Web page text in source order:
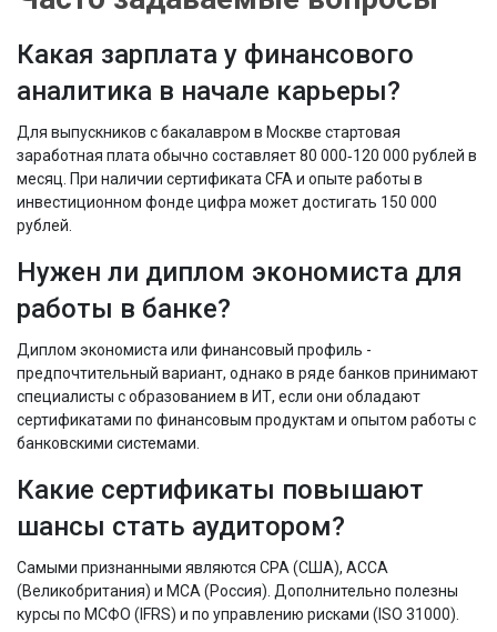
Какая зарплата у финансового
аналитика в начале карьеры?
Для выпускников с бакалавром в Москве стартовая
заработная плата обычно составляет 80 000‑120 000 рублей в
месяц. При наличии сертификата CFA и опыте работы в
инвестиционном фонде цифра может достигать 150 000
рублей.
Нужен ли диплом экономиста для
работы в банке?
Диплом экономиста или финансовый профиль -
предпочтительный вариант, однако в ряде банков принимают
специалисты с образованием в ИТ, если они обладают
сертификатами по финансовым продуктам и опытом работы с
банковскими системами.
Какие сертификаты повышают
шансы стать аудитором?
Самыми признанными являются CPA (США), ACCA
(Великобритания) и МСА (Россия). Дополнительно полезны
курсы по МСФО (IFRS) и по управлению рисками (ISO 31000).